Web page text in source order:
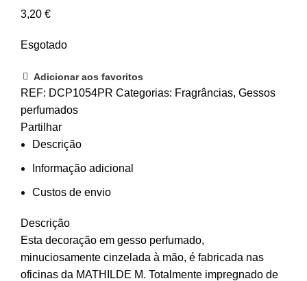
3,20 €
Esgotado
Adicionar aos favoritos
REF: DCP1054PR Categorias: Fragrâncias, Gessos
perfumados
Partilhar
Descrição
Informação adicional
Custos de envio
Descrição
Esta decoração em gesso perfumado,
minuciosamente cinzelada à mão, é fabricada nas
oficinas da MATHILDE M. Totalmente impregnado de